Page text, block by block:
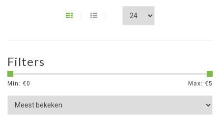
Filters
Min: €0 Max: €5